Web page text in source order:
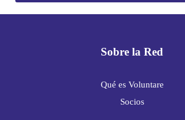
Sobre la Red
Qué es Voluntare
Socios